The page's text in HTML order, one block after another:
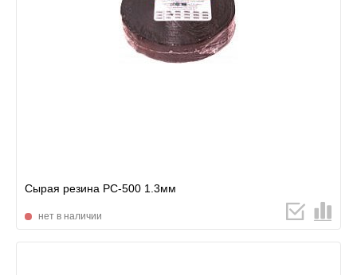
Сырая резина РС-500 1.3мм
нет в наличии